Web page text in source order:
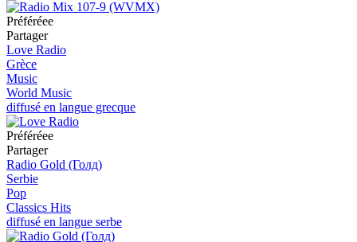
Préféréeе
Partager
Love Radio
Grèce
Music
World Music
diffusé en langue grecque
Préféréeе
Partager
Radio Gold (Голд)
Serbie
Pop
Classics Hits
diffusé en langue serbe